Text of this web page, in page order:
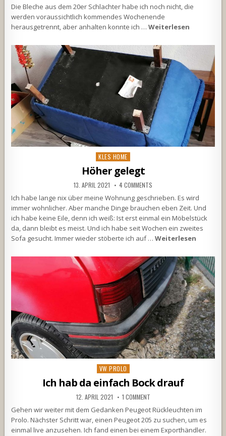
Die Bleche aus dem 20er Schlachter habe ich noch nicht, die
werden voraussichtlich kommendes Wochenende
herausgetrennt, aber anhalten konnte ich …Weiterlesen
Posted
in
KLES HOME
Höher gelegt
13. APRIL 2021 4 COMMENTS
Ich habe lange nix über meine Wohnung geschrieben. Es wird
immer wohnlicher. Aber manche Dinge brauchen eben Zeit. Und
ich habe keine Eile, denn ich weiß: Ist erst einmal ein Möbelstück
da, dann bleibt es meist. Und ich habe seit Wochen ein zweites
Sofa gesucht. Immer wieder stöberte ich auf …Weiterlesen
Posted
in
VW PROLO
Ich hab da einfach Bock drauf
12. APRIL 2021 1 COMMENT
Gehen wir weiter mit dem Gedanken Peugeot Rückleuchten im
Prolo. Nächster Schritt war, einen Peugeot 205 zu suchen, um es
einmal live anzusehen. Ich fand einen bei einem Exporthändler.